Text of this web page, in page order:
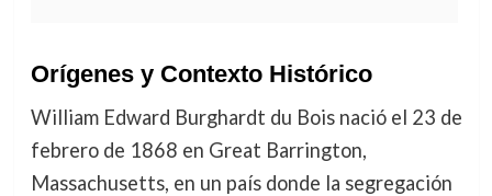
Orígenes y Contexto Histórico
William Edward Burghardt du Bois nació el 23 de
febrero de 1868 en Great Barrington,
Massachusetts, en un país donde la segregación